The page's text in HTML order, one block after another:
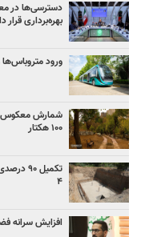
دسترسی‌ها در
بهره‌برداری قرار
ورود متروباس‌ها و
شمارش معکوس
۱۰۰ هکتار
تکمیل
۴
افزایش سرانه فضای سبز